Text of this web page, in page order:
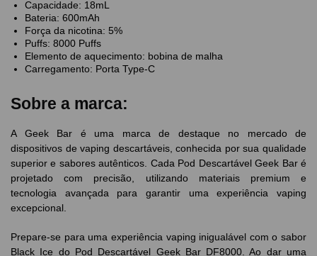
Capacidade: 18mL
Bateria: 600mAh
Força da nicotina: 5%
Puffs: 8000 Puffs
Elemento de aquecimento: bobina de malha
Carregamento: Porta Type-C
Sobre a marca:
A Geek Bar é uma marca de destaque no mercado de
dispositivos de vaping descartáveis, conhecida por sua qualidade
superior e sabores autênticos. Cada Pod Descartável Geek Bar é
projetado com precisão, utilizando materiais premium e
tecnologia avançada para garantir uma experiência vaping
excepcional.
Prepare-se para uma experiência vaping inigualável com o sabor
Black Ice do Pod Descartável Geek Bar DF8000. Ao dar uma